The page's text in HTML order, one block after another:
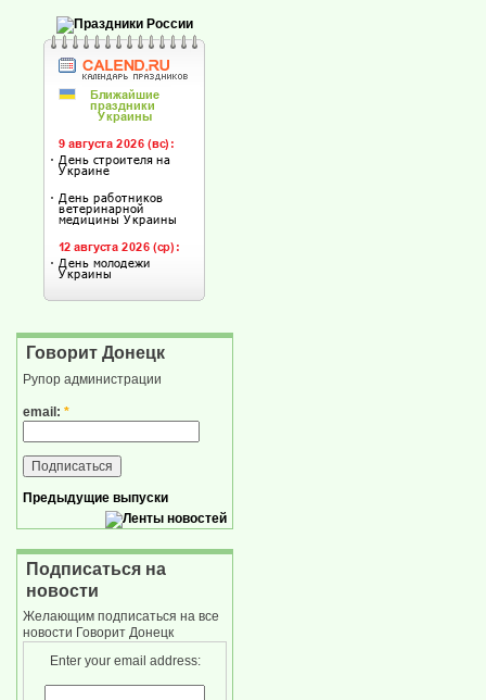
Говорит Донецк
Рупор администрации
email: *
Предыдущие выпуски
Подписаться на
новости
Желающим подписаться на все
новости Говорит Донецк
Enter your email address: